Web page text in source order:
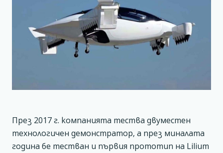
През 2017 г. компанията тества двуместен
технологичен демонстратор, а през миналата
година бе тестван и първия прототип на Lilium